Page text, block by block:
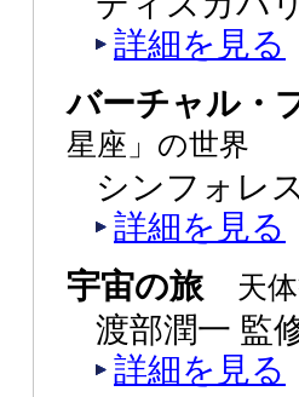
詳細を見る
バーチャル
星座」の世界
シンフォレ
詳細を見る
宇宙の旅
天
渡部潤一 監
詳細を見る